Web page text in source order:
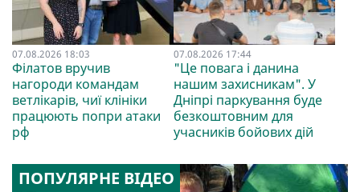
07.08.2026 18:03
Філатов вручив
нагороди командам
ветлікарів, чиї клініки
працюють попри атаки
рф
07.08.2026 17:44
"Це повага і данина
нашим захисникам". У
Дніпрі паркування буде
безкоштовним для
учасників бойових дій
ПОПУЛЯРНЕ ВІДЕО